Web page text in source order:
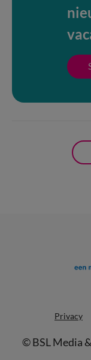
Privacy
©BSL Media